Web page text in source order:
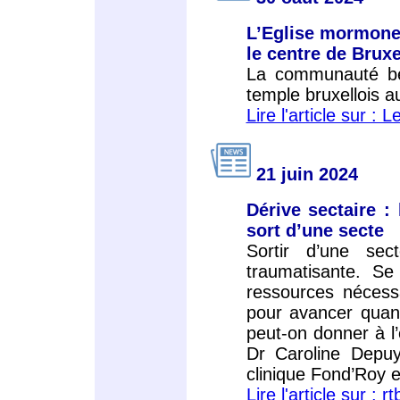
L’Eglise
le centre de
La communauté
temple bruxellois
Lire l'article sur :
21 juin 2024
Dérive sectaire :
sort d’une secte
Sortir d’une
traumatisante.
ressources
pour avancer
peut-on donner à
Dr Caroline
clinique Fond’Roy
Lire l'article sur :